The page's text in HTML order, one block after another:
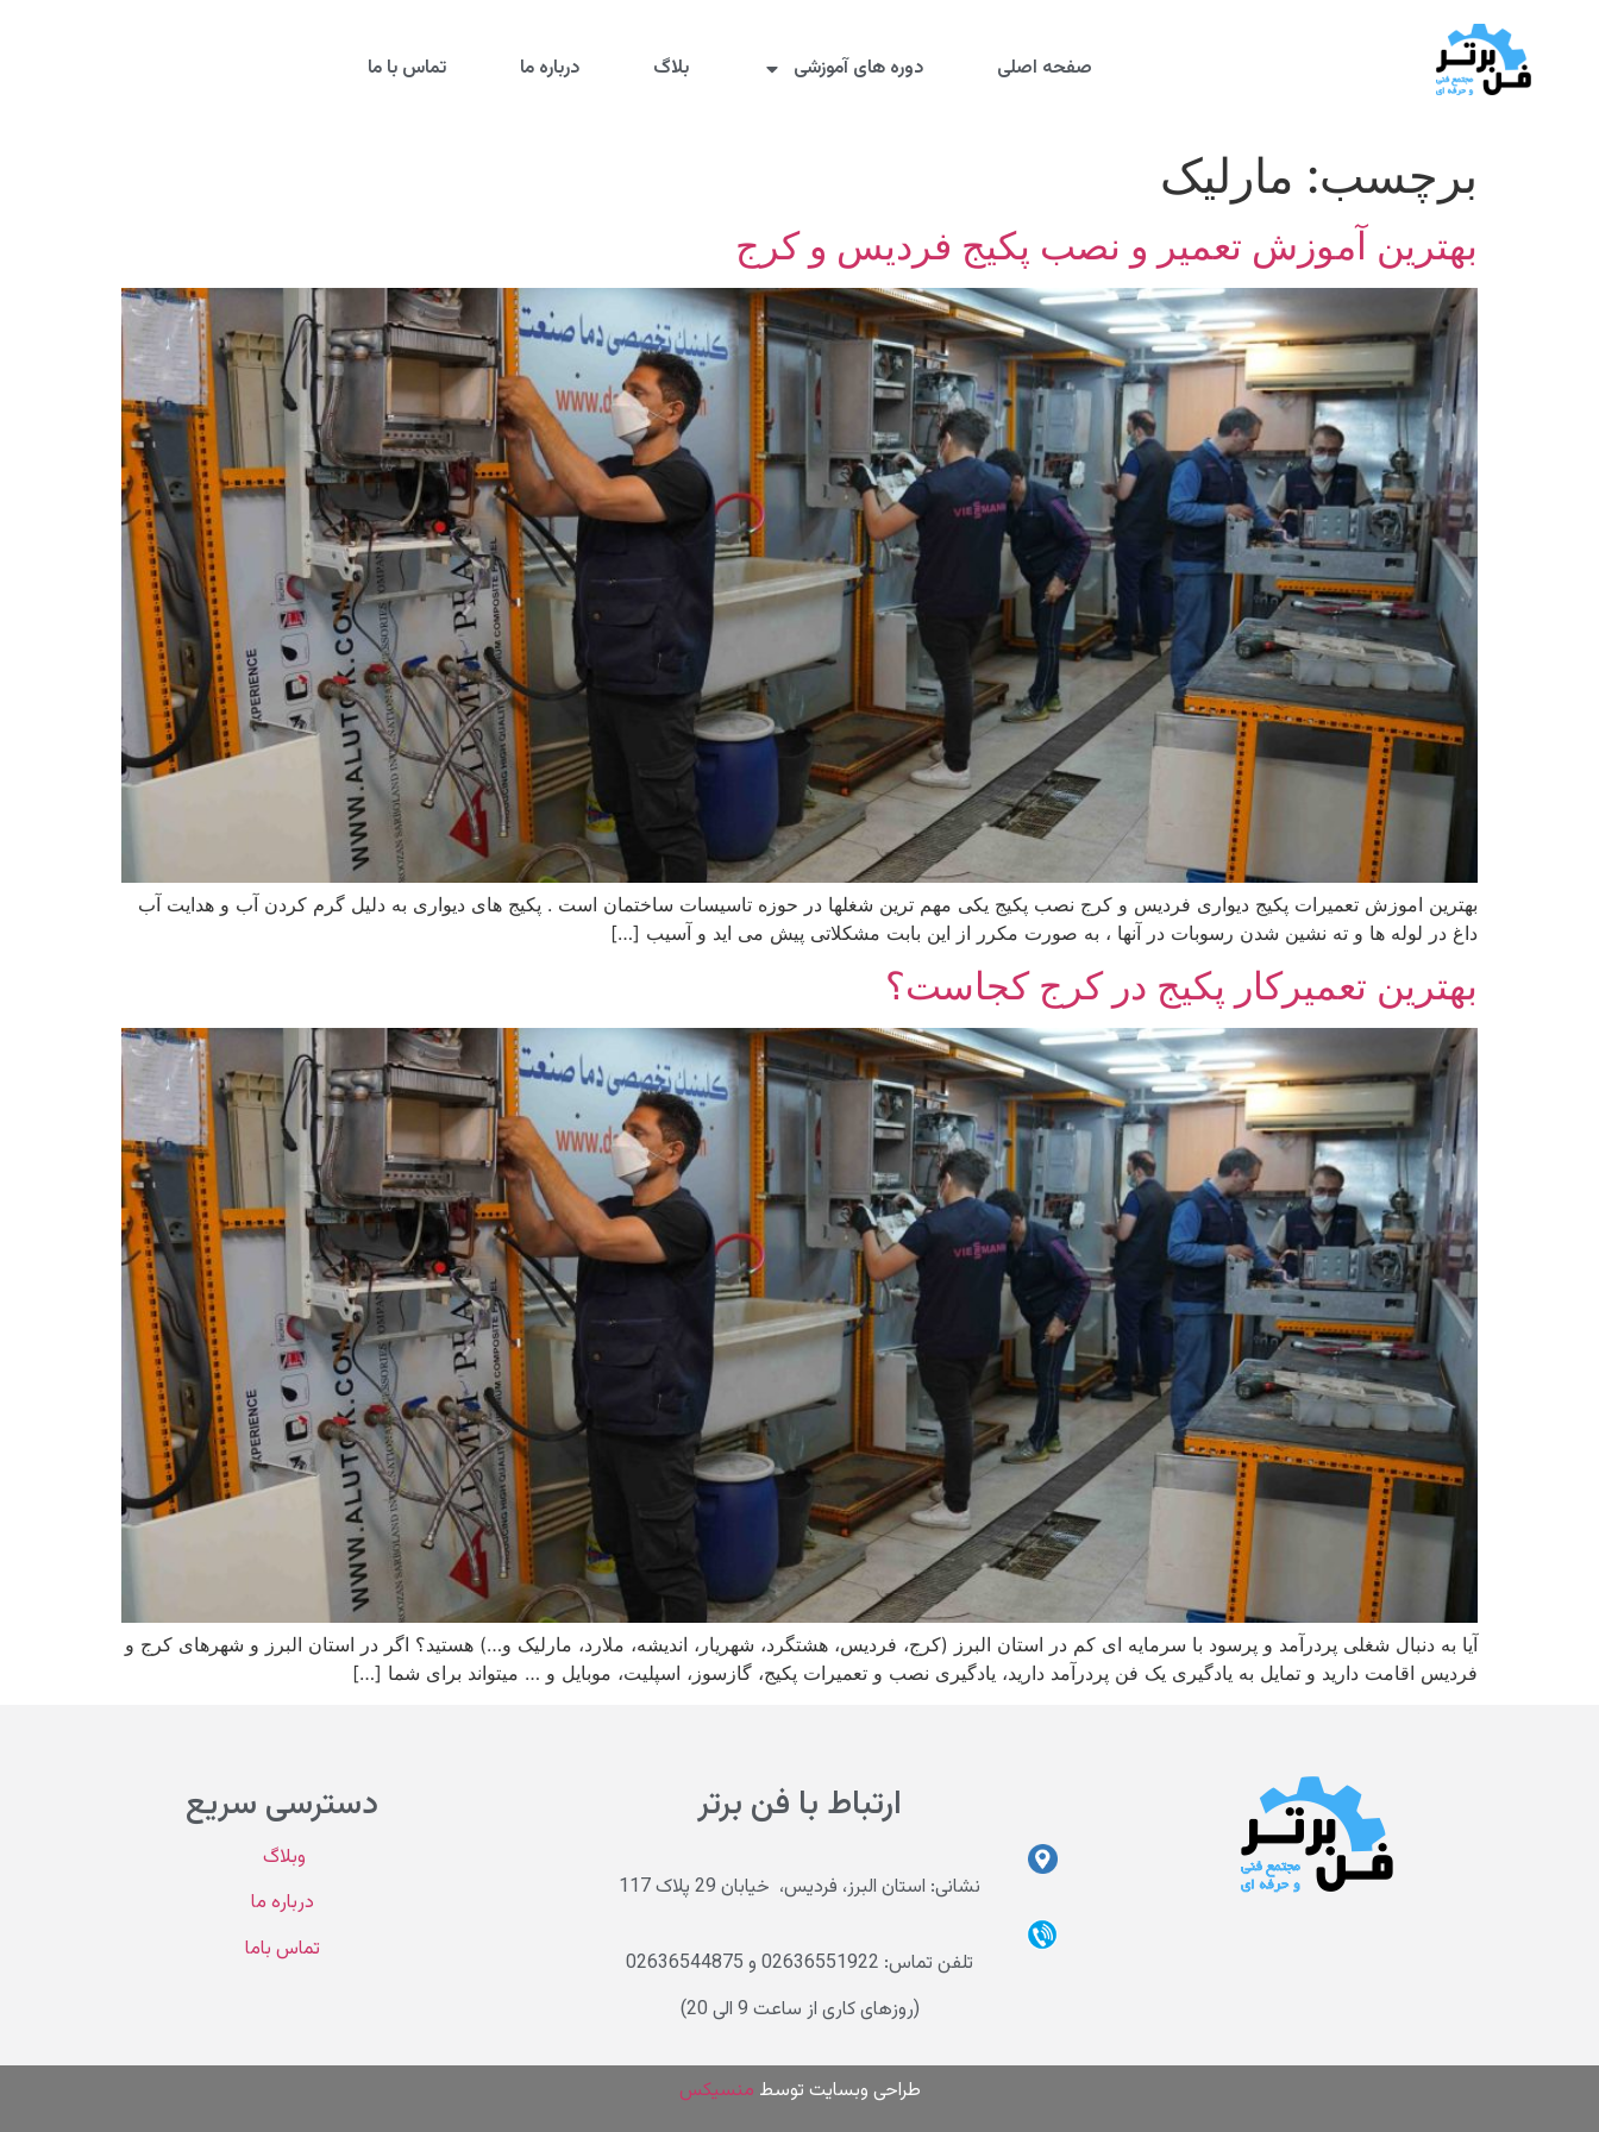
صفحه اصلی دوره های آموزشی بلاگ درباره ما تماس با ما
برچسب: مارلیک
بهترین آموزش تعمیر و نصب پکیج فردیس و کرج
بهترین اموزش تعمیرات پکیج دیواری فردیس و کرج نصب پکیج یکی مهم ترین شغلها در حوزه تاسیسات ساختمان است . پکیج های دیواری به دلیل گرم کردن آب و هدایت آب
داغ در لوله ها و ته نشین شدن رسوبات در آنها ، به صورت مکرر از این بابت مشکلاتی پیش می اید و آسیب […]
بهترین تعمیرکار پکیج در کرج کجاست؟
آیا به دنبال شغلی پردرآمد و پرسود با سرمایه ای کم در استان البرز (کرج، فردیس، هشتگرد، شهریار، اندیشه، ملارد، مارلیک و…) هستید؟ اگر در استان البرز و شهرهای کرج و
فردیس اقامت دارید و تمایل به یادگیری یک فن پردرآمد دارید، یادگیری نصب و تعمیرات پکیج، گازسوز، اسپلیت، موبایل و … میتواند برای شما […]
ارتباط با فن برتر
نشانی: استان البرز، فردیس، خیابان 29 پلاک 117
تلفن تماس: 02636551922 و 02636544875
(روزهای کاری از ساعت 9 الی 20)
دسترسی سریع
وبلاگ
درباره ما
تماس باما
طراحی وبسایت توسط منسیکس